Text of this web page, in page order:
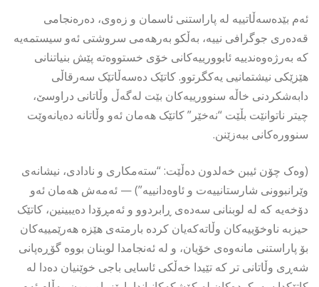
ئەم بێدەسەڵاتییە لە پاراستنی ئاسمان و زەوی، دەرەنجامی
قەدەری جوگرافی نییە، بەڵکو بەرهەمی سروشتی ئەو سیستمەیە
کە بەرژەوەندییە ئابوورییەکانی خۆی خستووەتە پێش بنیاتنانی
هێزێکی نیشتمانیی یەکگرتوو. کاتێک دەسەڵاتێک سەرقاڵی
دابەشکردنی خاڵە سنوورییەکان بێت لەگەڵ وڵاتانی دراوسێ،
چیتر ناتوانێت بڵێت “نەخێر” کاتێک هەمان ئەو وڵاتانە دەیانەوێت
سنوورەکانی ببەزێنن.
(وەک چۆن ئیبن خەلدون دەڵێت: “ستەمکاری و نادادی، نیشانەی
وێرانبوونی شارستانییەت و ئاوەدانییە”) — ئەمەش هەمان ئەو
دۆخەیە کە لە لوبنانی سەدەی ڕابردوو و ئەمڕۆدا دەیبینین، کاتێک
حیزبە ناوخۆییەکان وڵاتەکەیان کردە بارمتەی هێزە هەرێمییەکان
بۆ پاراستنی مانەوەی خۆیان، و لە ئەنجامدا لوبنان بووە گۆڕەپانی
شەڕی وڵاتانی تر کە تێیدا خەڵکی ئاسایی باجی خوێنیان دەدا لە